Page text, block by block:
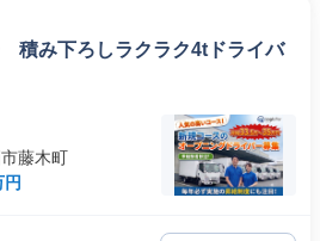
積み下ろしラクラク4tドライバ
藤木町